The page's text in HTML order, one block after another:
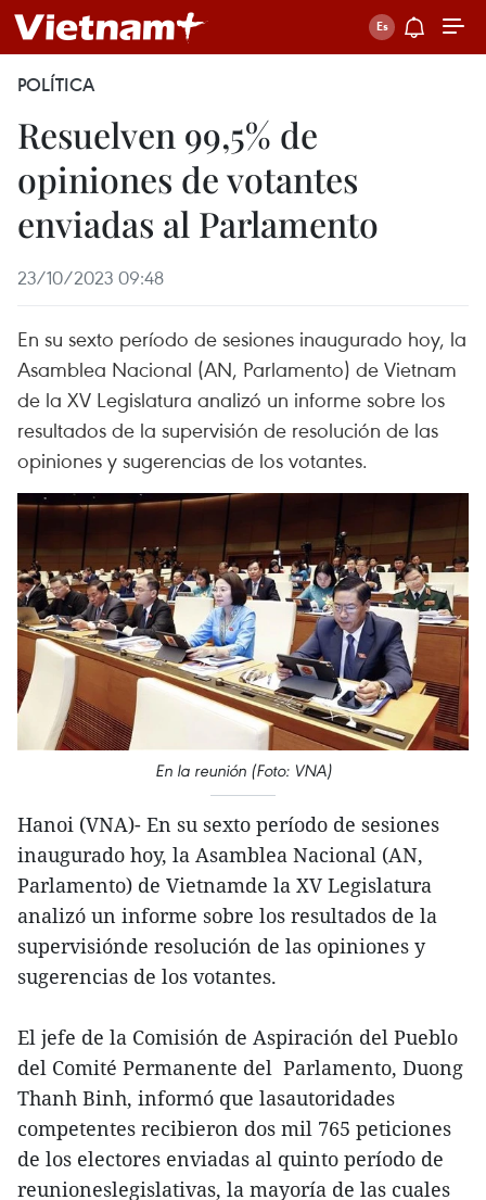
POLÍTICA
Resuelven 99,5% de
opiniones de votantes
enviadas al Parlamento
23/10/2023 09:48
En su sexto período de sesiones inaugurado hoy, la
Asamblea Nacional (AN, Parlamento) de Vietnam
de la XV Legislatura analizó un informe sobre los
resultados de la supervisión de resolución de las
opiniones y sugerencias de los votantes.
En la reunión (Foto: VNA)
Hanoi (VNA)- En su sexto período de sesiones
inaugurado hoy, la Asamblea Nacional (AN,
Parlamento) de Vietnamde la XV Legislatura
analizó un informe sobre los resultados de la
supervisiónde resolución de las opiniones y
sugerencias de los votantes.
El jefe de la Comisión de Aspiración del Pueblo
del Comité Permanente del Parlamento, Duong
Thanh Binh, informó que lasautoridades
competentes recibieron dos mil 765 peticiones
de los electores enviadas al quinto período de
reunioneslegislativas, la mayoría de las cuales